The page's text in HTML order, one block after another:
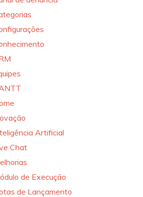
Artificial
Chat
de Execução
de Lançamento